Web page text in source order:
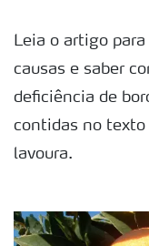
Leia o artigo
causas e saber
deficiência de
contidas no texto
lavoura.